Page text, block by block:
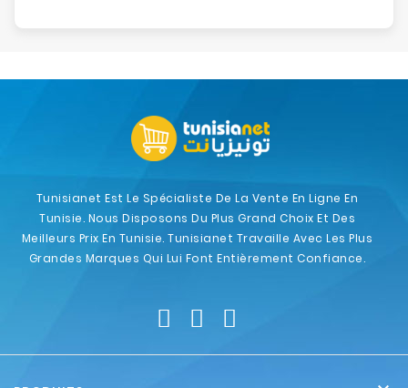
Tunisianet Est Le Spécialiste De La Vente En Ligne En
Tunisie. Nous Disposons Du Plus Grand Choix Et Des
Meilleurs Prix En Tunisie. Tunisianet Travaille Avec Les Plus
Grandes Marques Qui Lui Font Entièrement Confiance.